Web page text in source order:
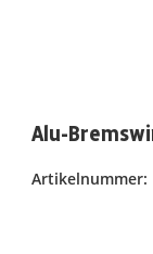
Alu-
Artikelnummer: